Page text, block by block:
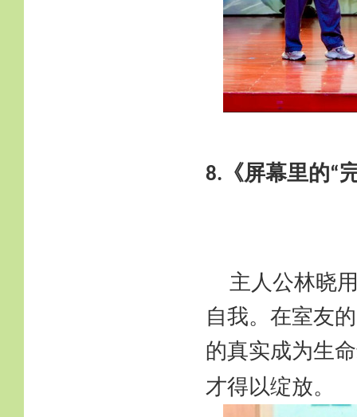
8. 《屏幕里的“
主人公林晓
自我。在室友
的真实成为生
才得以绽放。